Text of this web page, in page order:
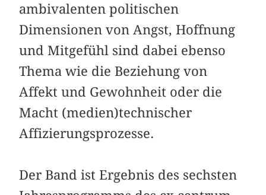
ambivalenten politischen
Dimensionen von Angst, Hoffnung
und Mitgefühl sind dabei ebenso
Thema wie die Beziehung von
Affekt und Gewohnheit oder die
Macht (medien)technischer
Affizierungsprozesse.
Der Band ist Ergebnis des sechsten